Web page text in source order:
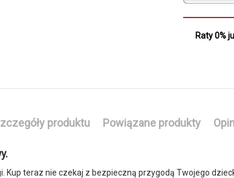
Raty 0%
produktu Powiązane produkty
Kup teraz nie czekaj z bezpieczną przygodą Twojego